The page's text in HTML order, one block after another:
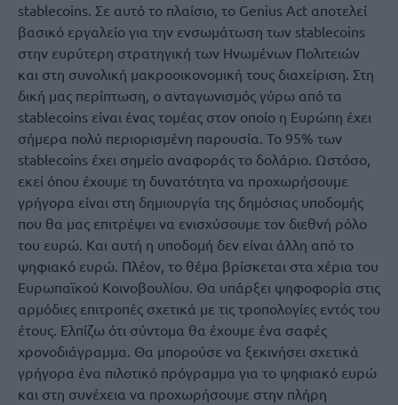
stablecoins. Σε αυτό το πλαίσιο, το Genius Act αποτελεί
βασικό εργαλείο για την ενσωμάτωση των stablecoins
στην ευρύτερη στρατηγική των Ηνωμένων Πολιτειών
και στη συνολική μακροοικονομική τους διαχείριση. Στη
δική μας περίπτωση, ο ανταγωνισμός γύρω από τα
stablecoins είναι ένας τομέας στον οποίο η Ευρώπη έχει
σήμερα πολύ περιορισμένη παρουσία. Το 95% των
stablecoins έχει σημείο αναφοράς το δολάριο. Ωστόσο,
εκεί όπου έχουμε τη δυνατότητα να προχωρήσουμε
γρήγορα είναι στη δημιουργία της δημόσιας υποδομής
που θα μας επιτρέψει να ενισχύσουμε τον διεθνή ρόλο
του ευρώ. Και αυτή η υποδομή δεν είναι άλλη από το
ψηφιακό ευρώ. Πλέον, το θέμα βρίσκεται στα χέρια του
Ευρωπαϊκού Κοινοβουλίου. Θα υπάρξει ψηφοφορία στις
αρμόδιες επιτροπές σχετικά με τις τροπολογίες εντός του
έτους. Ελπίζω ότι σύντομα θα έχουμε ένα σαφές
χρονοδιάγραμμα. Θα μπορούσε να ξεκινήσει σχετικά
γρήγορα ένα πιλοτικό πρόγραμμα για το ψηφιακό ευρώ
και στη συνέχεια να προχωρήσουμε στην πλήρη